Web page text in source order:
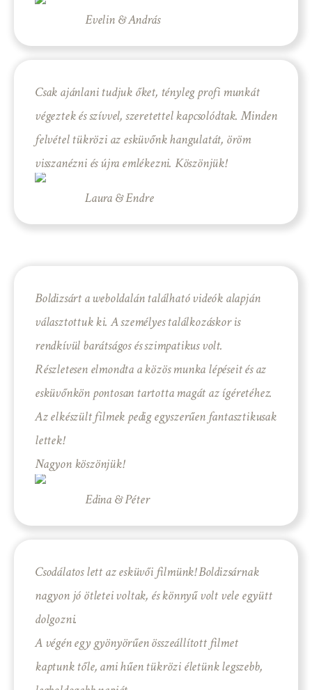
Evelin & András
Csak ajánlani tudjuk őket, tényleg profi munkát
végeztek és szívvel, szeretettel kapcsolódtak. Minden
felvétel tükrözi az esküvőnk hangulatát, öröm
visszanézni és újra emlékezni. Köszönjük!
Laura & Endre
Boldizsárt a weboldalán található videók alapján
választottuk ki. A személyes találkozáskor is
rendkívül barátságos és szimpatikus volt.
Részletesen elmondta a közös munka lépéseit és az
esküvőnkön pontosan tartotta magát az ígéretéhez.
Az elkészült filmek pedig egyszerűen fantasztikusak
lettek!
Nagyon köszönjük!
Edina & Péter
Csodálatos lett az esküvői filmünk! Boldizsárnak
nagyon jó ötletei voltak, és könnyű volt vele együtt
dolgozni.
A végén egy gyönyörűen összeállított filmet
kaptunk tőle, ami hűen tükrözi életünk legszebb,